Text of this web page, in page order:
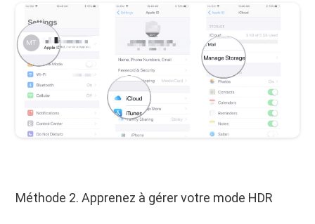
Méthode 2. Apprenez à gérer votre mode HDR